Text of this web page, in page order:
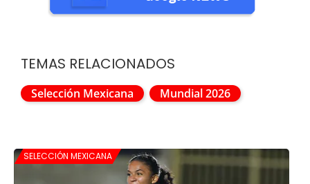
TEMAS RELACIONADOS
Selección Mexicana Mundial 2026
SELECCIÓN MEXICANA